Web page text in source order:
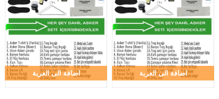
اضافة الى العربة اضافة الى العربة